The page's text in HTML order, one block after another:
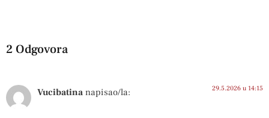
2 Odgovora
Vucibatina napisao/la: 29.5.2026 u 14:15